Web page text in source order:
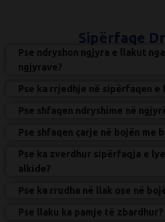
Sipërfaqe
Pse ndryshon ngjyra e llakut
ngjyrave?
Pse ka rrjedhje në sipërfaqen e
Pse shfaqen ndryshime në
Pse shfaqen çarje në bojën me
Pse ka zverdhur sipërfaqja e
alkide?
Pse ka rrudha në llak ose në
Pse llaku ka pamje të zbardhur?